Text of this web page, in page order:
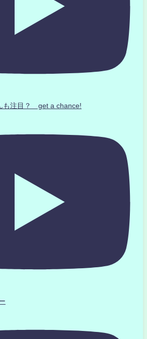
も注目？ get a chance!